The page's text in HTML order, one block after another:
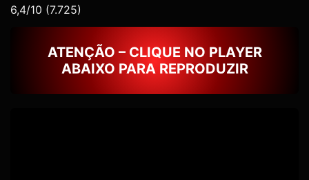
6,4/10 (7.725)
ATENÇÃO – CLIQUE NO PLAYER
ABAIXO PARA REPRODUZIR